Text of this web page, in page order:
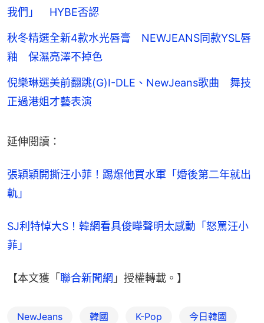
我們」 HYBE否認
秋冬精選全新4款水光唇膏 NEWJEANS同款YSL唇
釉 保濕亮澤不掉色
倪樂琳選美前翻跳(G)I-DLE、NewJeans歌曲 舞技
正過港姐才藝表演
延伸閱讀：
張穎穎開撕汪小菲！踢爆他買水軍「婚後第二年就出
軌」
SJ利特悼大S！韓網看具俊曄聲明太感動「怒罵汪小
菲」
【本文獲「 聯合新聞網 」授權轉載。】
NewJeans 韓國 K-Pop 今日韓國